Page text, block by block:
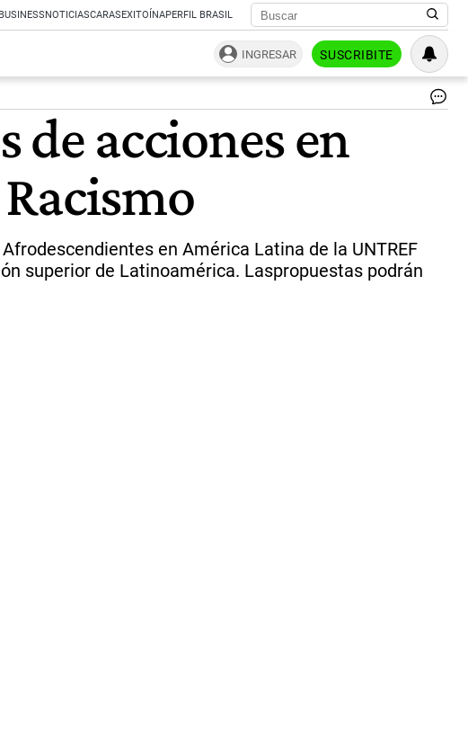
BUSINESSNOTICIASCARASEXITOÍNAPERFIL BRASIL
INGRESAR SUSCRIBITE
de acciones en
en América Latina de la UNTREF
superior de Latinoamérica. Laspropuestas podrán